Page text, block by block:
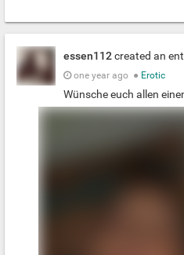
essen112created an
one year ago ● Erotic
Wünsche euch allen